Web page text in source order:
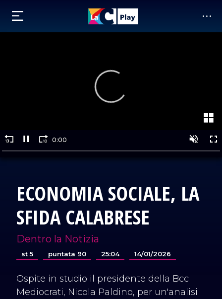
ECONOMIA SOCIALE, LA
SFIDA CALABRESE
Dentro la Notizia
st 5 puntata 90 25:04 14/01/2026
Ospite in studio il presidente della Bcc
Mediocrati, Nicola Paldino, per un'analisi